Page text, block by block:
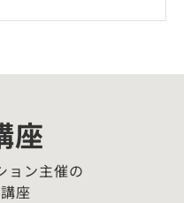
座
ョン主催の
座